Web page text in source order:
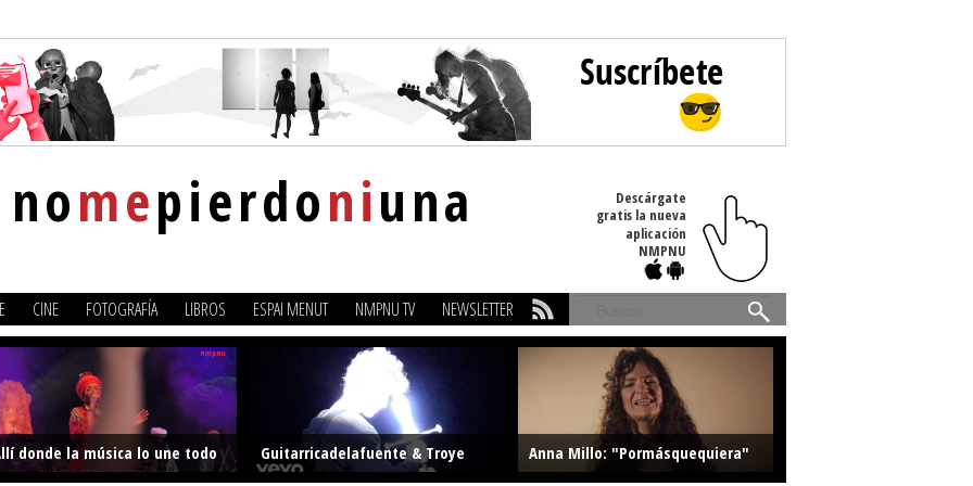
nomepierdoniuna
Descárgate
gratis la nueva
aplicación
NMPNU
CINE FOTOGRAFÍA LIBROS ESPAI MENUT NMPNU TV NEWSLETTER
Buscar
donde la música lo une todo
Guitarricadelafuente & Troye
Anna Millo: "Pormásquequiera"